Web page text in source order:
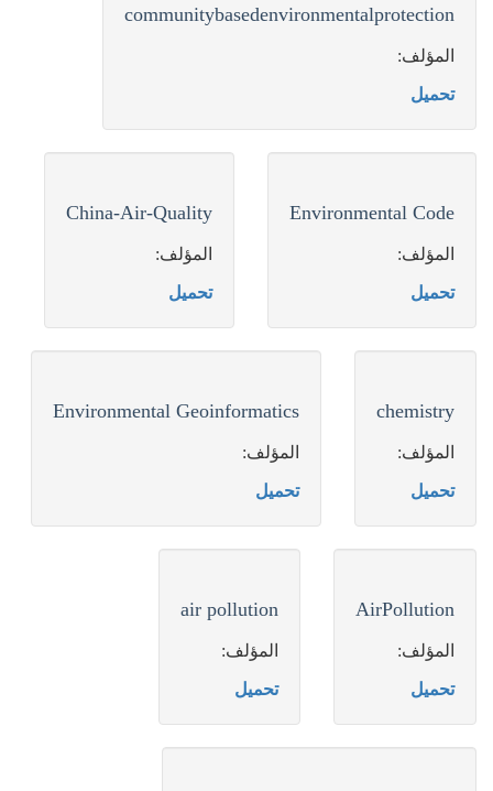
communitybasedenvironmentalprotection
المؤلف:
تحميل
Environmental Code
المؤلف:
تحميل
China-Air-Quality
المؤلف:
تحميل
chemistry
المؤلف:
تحميل
Environmental Geoinformatics
المؤلف:
تحميل
AirPollution
المؤلف:
تحميل
air pollution
المؤلف:
تحميل